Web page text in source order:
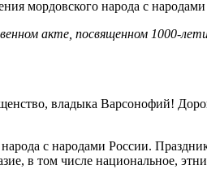
акте, посвященном 1000-
владыка Варсонофий!
с народами России.
в том числе национальное,